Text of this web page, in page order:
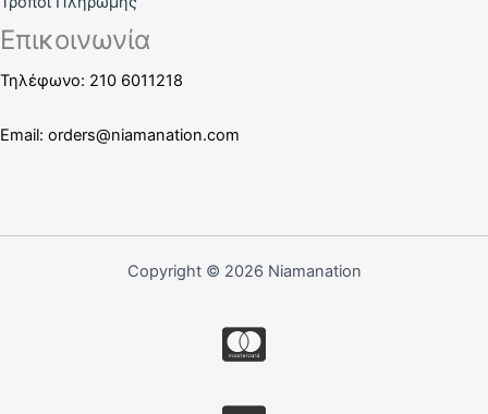
Επικοινωνία
Τηλέφωνο: 210 6011218
Email: orders@niamanation.com
Copyright © 2026 Niamanation